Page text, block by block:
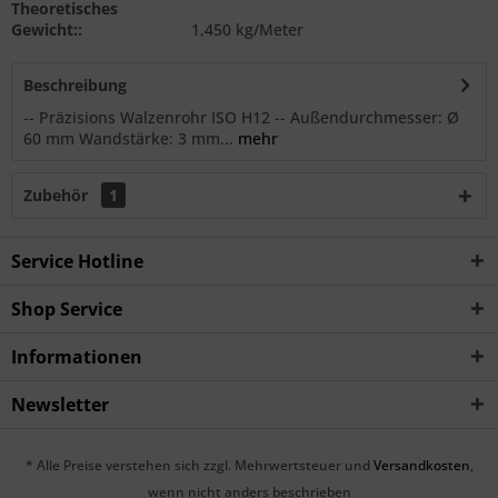
Theoretisches
Gewicht::
1,450 kg/Meter
Beschreibung
-- Präzisions Walzenrohr ISO H12 -- Außendurchmesser: Ø
60 mm Wandstärke: 3 mm... mehr
Zubehör 1
Service Hotline
Shop Service
Informationen
Newsletter
* Alle Preise verstehen sich zzgl. Mehrwertsteuer und Versandkosten,
wenn nicht anders beschrieben